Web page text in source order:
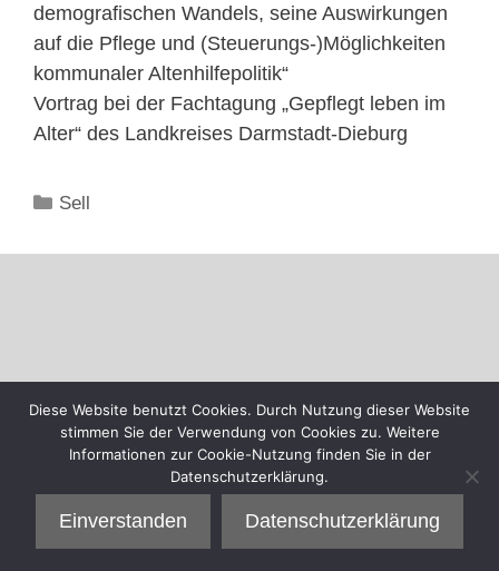
demografischen Wandels, seine Auswirkungen
auf die Pflege und (Steuerungs-)Möglichkeiten
kommunaler Altenhilfepolitik“
Vortrag bei der Fachtagung „Gepflegt leben im
Alter“ des Landkreises Darmstadt-Dieburg
Kategorien
Sell
Diese Website benutzt Cookies. Durch Nutzung dieser Website
stimmen Sie der Verwendung von Cookies zu. Weitere
Informationen zur Cookie-Nutzung finden Sie in der
Datenschutzerklärung.
Einverstanden Datenschutzerklärung